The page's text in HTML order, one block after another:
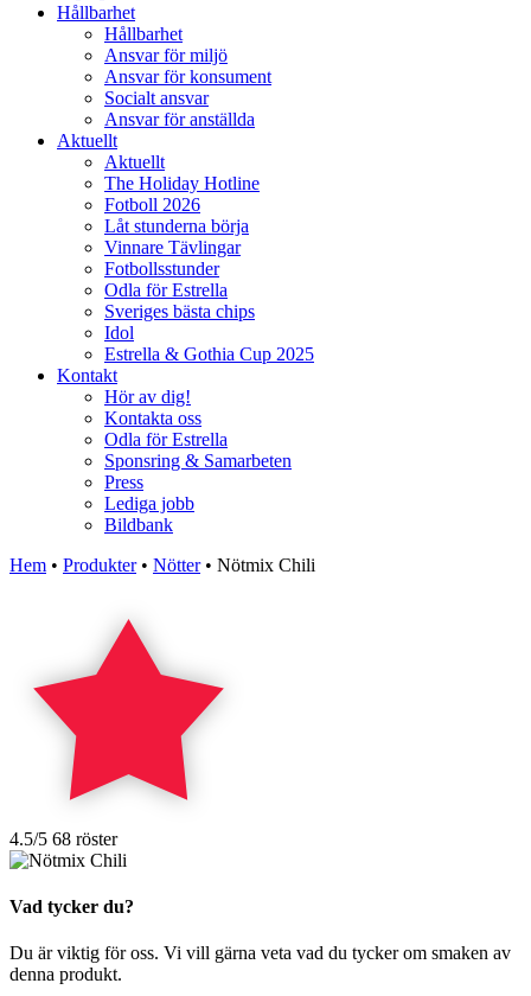
Hållbarhet
Hållbarhet
Ansvar för miljö
Ansvar för konsument
Socialt ansvar
Ansvar för anställda
Aktuellt
Aktuellt
The Holiday Hotline
Fotboll 2026
Låt stunderna börja
Vinnare Tävlingar
Fotbollsstunder
Odla för Estrella
Sveriges bästa chips
Idol
Estrella & Gothia Cup 2025
Kontakt
Hör av dig!
Kontakta oss
Odla för Estrella
Sponsring & Samarbeten
Press
Lediga jobb
Bildbank
Hem • Produkter• Nötter• Nötmix Chili
4.5/5 68 röster
Vad tycker du?
Du är viktig för oss. Vi vill gärna veta vad du tycker om smaken av
denna produkt.